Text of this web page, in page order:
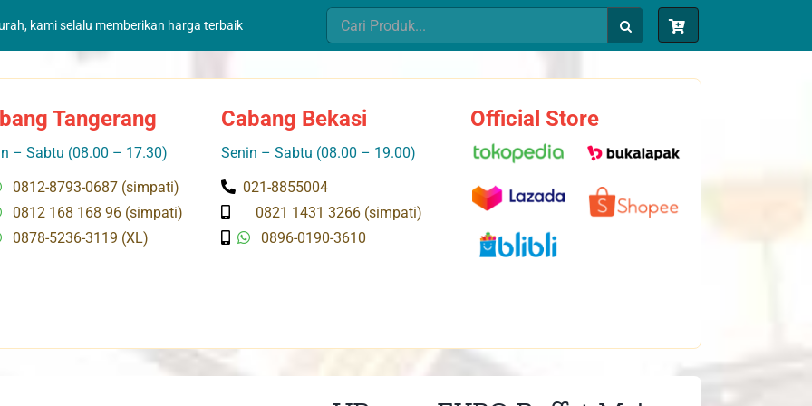
kami selalu memberikan harga terbaik
Search
for:
Tangerang
– Sabtu (08.00 – 17.30)
0812-8793-0687 (simpati)
0812 168 168 96 (simpati)
0878-5236-3119 (XL)
Cabang Bekasi
Senin – Sabtu (08.00 – 19.00)
021-8855004
0821 1431 3266 (simpati)
0896-0190-3610
Official Store